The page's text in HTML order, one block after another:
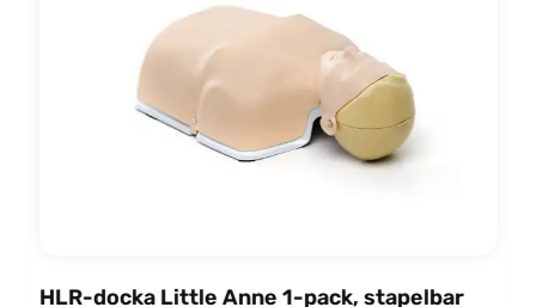
HLR-docka Little Anne 1-pack, stapelbar